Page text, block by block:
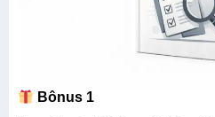
Bônus 1